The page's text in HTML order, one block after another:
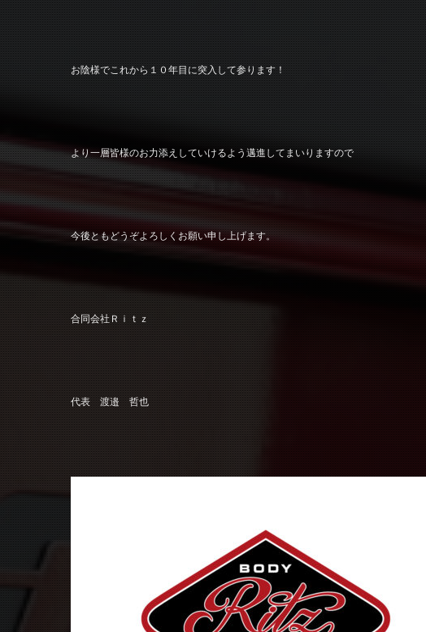
お陰様でこれから１０年目に突入して参ります！
より一層皆様のお力添えしていけるよう邁進してまいりますので
今後ともどうぞよろしくお願い申し上げます。
合同会社Ｒｉｔｚ
代表 渡邉 哲也